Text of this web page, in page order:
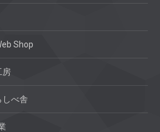
Shop
房
しべ舎